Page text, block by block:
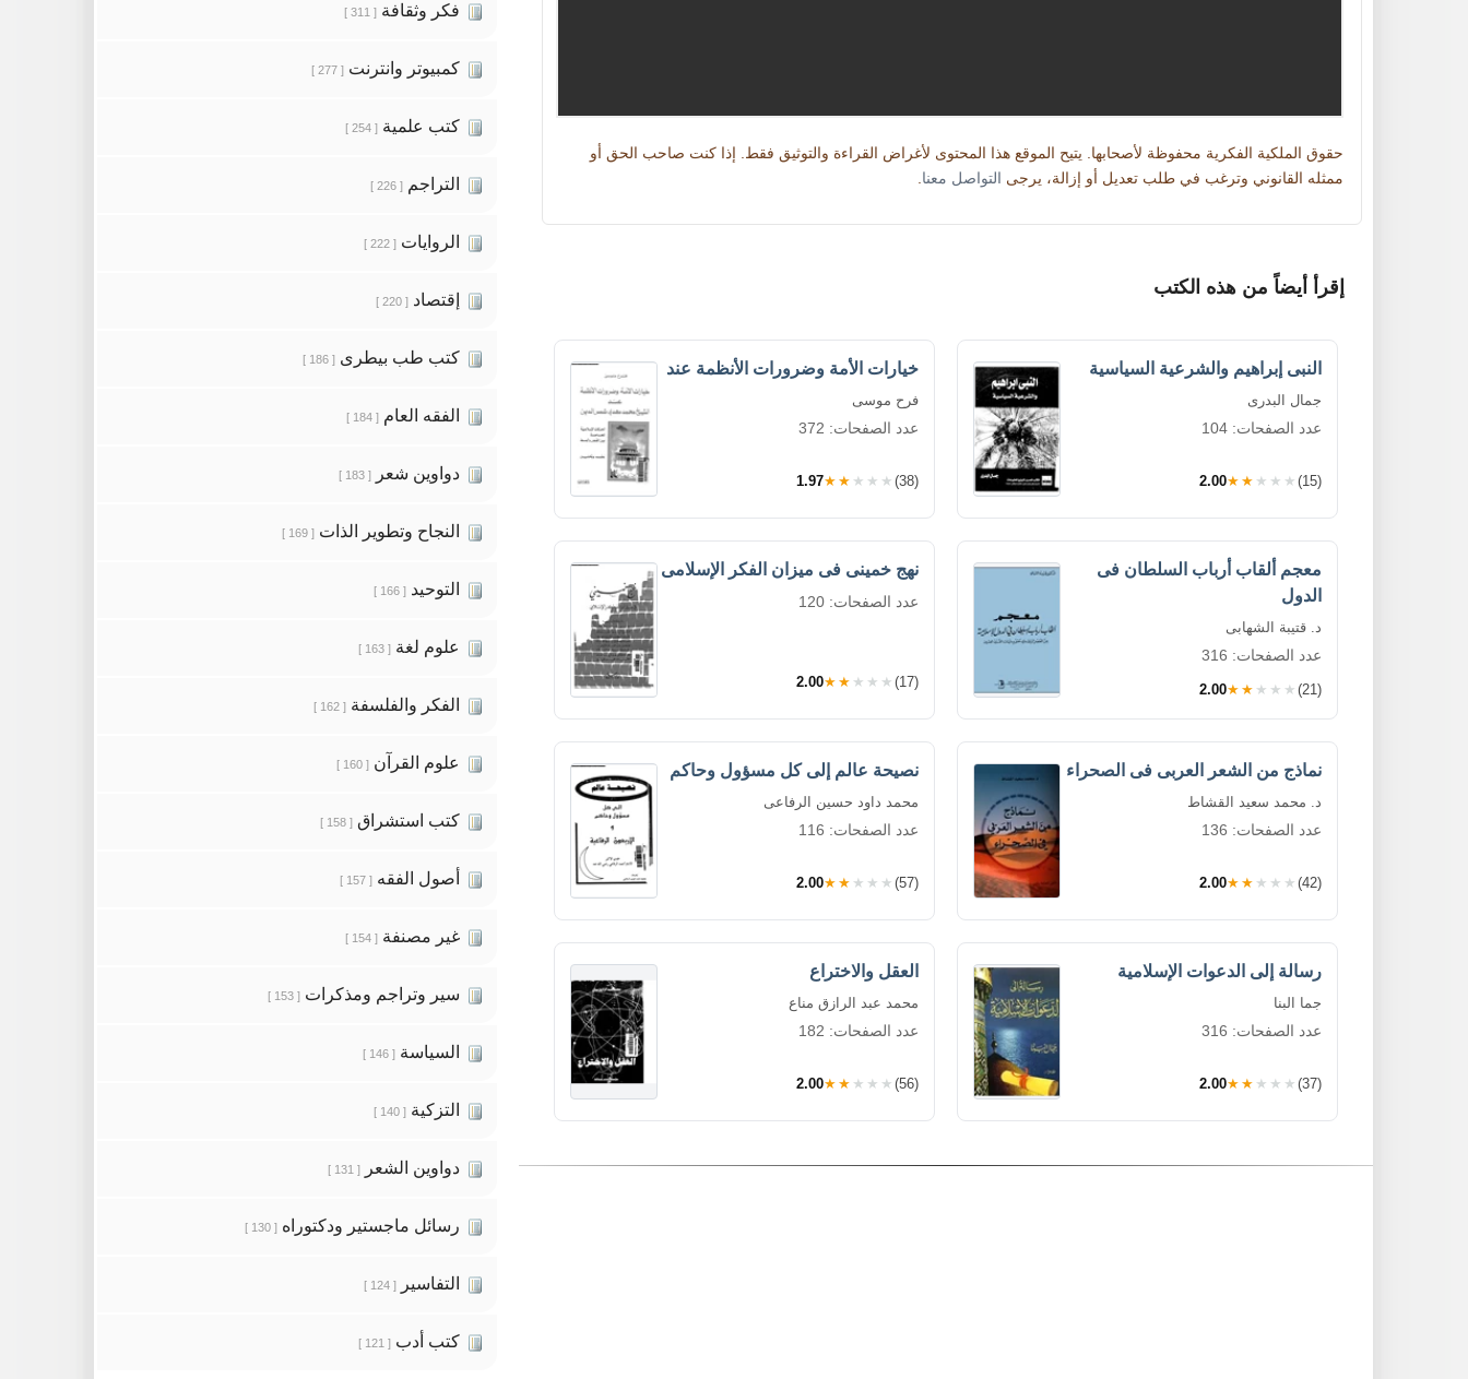
حقوق الملكية الفكرية محفوظة لأصحابها. يتيح الموقع هذا المحتوى لأغراض القراءة والتوثيق فقط. إذا كنت صاحب الحق أو
ممثله القانوني وترغب في طلب تعديل أو إزالة، يرجى التواصل معنا
إقرأ أيضاً من هذه الكتب
النبى إبراهيم والشرعية السياسية
جمال البدرى
عدد الصفحات: 104
2.00★★★★★ (15)
خيارات الأمة وضرورات الأنظمة عند
فرح موسى
عدد الصفحات: 372
1.97★★★★★ (38)
معجم ألقاب أرباب السلطان فى
الدول
د. قتيبة الشهابى
عدد الصفحات: 316
2.00★★★★★ (21)
نهج خمينى فى ميزان الفكر الإسلامى
عدد الصفحات: 120
2.00★★★★★ (17)
نماذج من الشعر العربى فى الصحراء
د. محمد سعيد القشاط
عدد الصفحات: 136
2.00★★★★★ (42)
نصيحة عالم إلى كل مسؤول وحاكم
محمد داود حسين الرفاعى
عدد الصفحات: 116
2.00★★★★★ (57)
رسالة إلى الدعوات الإسلامية
جما البنا
عدد الصفحات: 316
2.00★★★★★ (37)
العقل والاختراع
محمد عبد الرازق مناع
عدد الصفحات: 182
2.00★★★★★ (56)
فكر وثقافة [ 311 ]
كمبيوتر وانترنت [ 277 ]
كتب علمية [ 254 ]
التراجم [ 226 ]
الروايات [ 222 ]
إقتصاد [ 220 ]
كتب طب بيطرى [ 186 ]
الفقه العام [ 184 ]
دواوين شعر [ 183 ]
النجاح وتطوير الذات [ 169 ]
التوحيد [ 166 ]
علوم لغة [ 163 ]
الفكر والفلسفة [ 162 ]
علوم القرآن [ 160 ]
كتب استشراق [ 158 ]
أصول الفقه [ 157 ]
غير مصنفة [ 154 ]
سير وتراجم ومذكرات [ 153 ]
السياسة [ 146 ]
التزكية [ 140 ]
دواوين الشعر [ 131 ]
رسائل ماجستير ودكتوراه [ 130 ]
التفاسير [ 124 ]
كتب أدب [ 121 ]